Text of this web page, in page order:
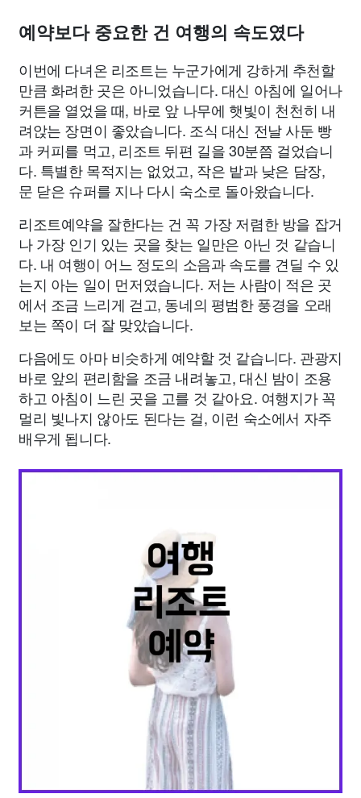
예약보다 중요한 건 여행의 속도였다
이번에 다녀온 리조트는 누군가에게 강하게 추천할
만큼 화려한 곳은 아니었습니다. 대신 아침에 일어나
커튼을 열었을 때, 바로 앞 나무에 햇빛이 천천히 내
려앉는 장면이 좋았습니다. 조식 대신 전날 사둔 빵
과 커피를 먹고, 리조트 뒤편 길을 30분쯤 걸었습니
다. 특별한 목적지는 없었고, 작은 밭과 낮은 담장,
문 닫은 슈퍼를 지나 다시 숙소로 돌아왔습니다.
리조트예약을 잘한다는 건 꼭 가장 저렴한 방을 잡거
나 가장 인기 있는 곳을 찾는 일만은 아닌 것 같습니
다. 내 여행이 어느 정도의 소음과 속도를 견딜 수 있
는지 아는 일이 먼저였습니다. 저는 사람이 적은 곳
에서 조금 느리게 걷고, 동네의 평범한 풍경을 오래
보는 쪽이 더 잘 맞았습니다.
다음에도 아마 비슷하게 예약할 것 같습니다. 관광지
바로 앞의 편리함을 조금 내려놓고, 대신 밤이 조용
하고 아침이 느린 곳을 고를 것 같아요. 여행지가 꼭
멀리 빛나지 않아도 된다는 걸, 이런 숙소에서 자주
배우게 됩니다.